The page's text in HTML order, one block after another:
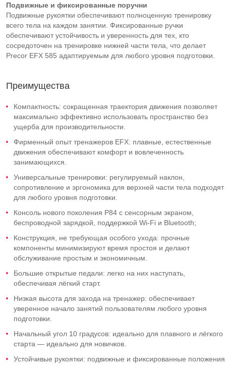
Подвижные и фиксированные поручни
Подвижные рукоятки обеспечивают полноценную тренировку
всего тела на каждом занятии. Фиксированные ручки
обеспечивают устойчивость и уверенность для тех, кто
сосредоточен на тренировке нижней части тела, что делает
Precor EFX 585 адаптируемым для любого уровня подготовки.
Преимущества
Компактность: сокращенная траектория движения позволяет
максимально эффективно использовать пространство без
ущерба для производительности.
Фирменный опыт тренажеров EFX: плавные, естественные
движения обеспечивают комфорт и вовлеченность
занимающихся.
Универсальные тренировки: регулируемый наклон,
сопротивление и эргономика для верхней части тела подходят
для любого уровня подготовки.
Консоль нового поколения P84 с сенсорным экраном,
беспроводной зарядкой, поддержкой Wi-Fi и Bluetooth;
Конструкция, не требующая особого ухода: прочные
компоненты минимизируют время простоя и делают
обслуживание простым и экономичным.
Большие открытые педали: легко на них наступать,
обеспечивая лёгкий старт.
Низкая высота для захода на тренажер: обеспечивает
уверенное начало занятий пользователям любого уровня
подготовки.
Начальный угол 10 градусов: идеально для плавного и лёгкого
старта — идеально для новичков.
Устойчивые рукоятки: подвижные и фиксированные положения